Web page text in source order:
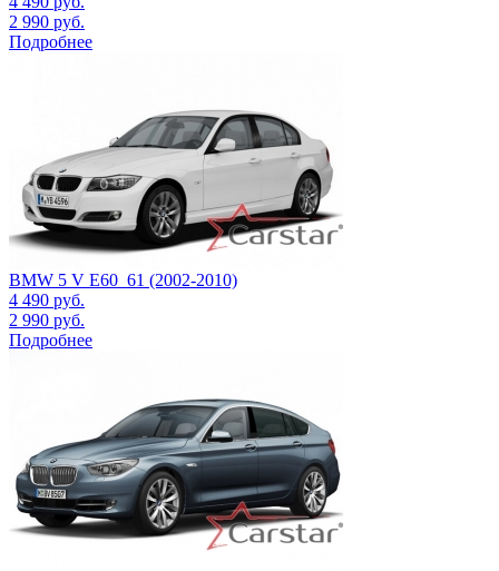
2 990 руб.
Подробнее
BMW 5 V E60_61 (2002-2010)
4 490 руб.
2 990 руб.
Подробнее